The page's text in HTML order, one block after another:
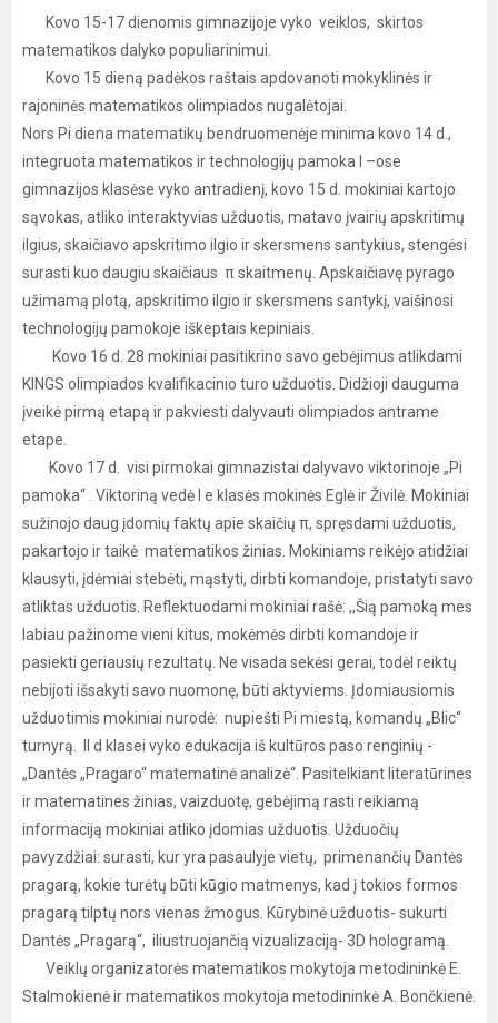
Kovo 15-17 dienomis gimnazijoje vyko veiklos, skirtos
matematikos dalyko populiarinimui.
Kovo 15 dieną padėkos raštais apdovanoti mokyklinės ir
rajoninės matematikos olimpiados nugalėtojai.
Nors Pi diena matematikų bendruomenėje minima kovo 14 d.,
integruota matematikos ir technologijų pamoka I –ose
gimnazijos klasėse vyko antradienį, kovo 15 d. mokiniai kartojo
sąvokas, atliko interaktyvias užduotis, matavo įvairių apskritimų
ilgius, skaičiavo apskritimo ilgio ir skersmens santykius, stengėsi
surasti kuo daugiu skaičiaus π skaitmenų. Apskaičiavę pyrago
užimamą plotą, apskritimo ilgio ir skersmens santykį, vaišinosi
technologijų pamokoje iškeptais kepiniais.
Kovo 16 d. 28 mokiniai pasitikrino savo gebėjimus atlikdami
KINGS olimpiados kvalifikacinio turo užduotis. Didžioji dauguma
įveikė pirmą etapą ir pakviesti dalyvauti olimpiados antrame
etape.
Kovo 17 d. visi pirmokai gimnazistai dalyvavo viktorinoje „Pi
pamoka“ . Viktoriną vedė I e klasės mokinės Eglė ir Živilė. Mokiniai
sužinojo daug įdomių faktų apie skaičių π, spręsdami užduotis,
pakartojo ir taikė matematikos žinias. Mokiniams reikėjo atidžiai
klausyti, įdėmiai stebėti, mąstyti, dirbti komandoje, pristatyti savo
atliktas užduotis. Reflektuodami mokiniai rašė: ,,Šią pamoką mes
labiau pažinome vieni kitus, mokėmės dirbti komandoje ir
pasiekti geriausių rezultatų. Ne visada sekėsi gerai, todėl reiktų
nebijoti išsakyti savo nuomonę, būti aktyviems. Įdomiausiomis
užduotimis mokiniai nurodė: nupiešti Pi miestą, komandų „Blic“
turnyrą. II d klasei vyko edukacija iš kultūros paso renginių -
„Dantės „Pragaro“ matematinė analizė“. Pasitelkiant literatūrines
ir matematines žinias, vaizduotę, gebėjimą rasti reikiamą
informaciją mokiniai atliko įdomias užduotis. Užduočių
pavyzdžiai: surasti, kur yra pasaulyje vietų, primenančių Dantės
pragarą, kokie turėtų būti kūgio matmenys, kad į tokios formos
pragarą tilptų nors vienas žmogus. Kūrybinė užduotis- sukurti
Dantės „Pragarą“, iliustruojančią vizualizaciją- 3D hologramą.
Veiklų organizatorės matematikos mokytoja metodininkė E.
Stalmokienė ir matematikos mokytoja metodininkė A. Bončkienė.